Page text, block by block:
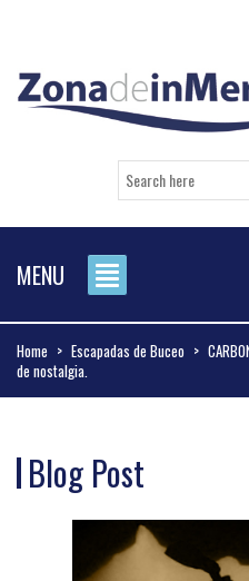
MENU
Home > Escapadas de Buceo >
de nostalgia.
Blog Post